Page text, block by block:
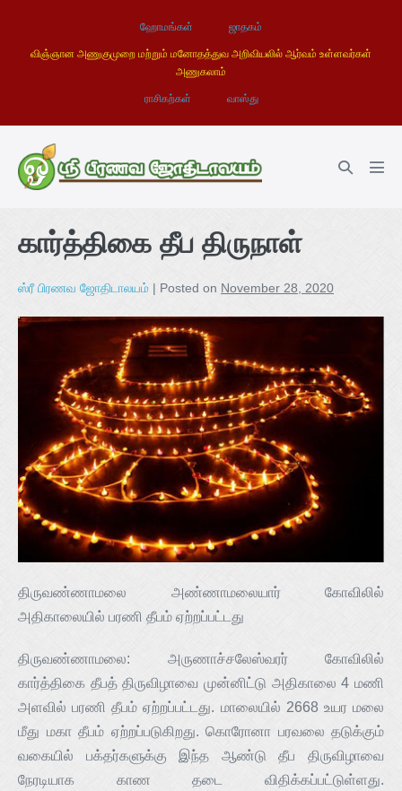
ஹோமங்கள் ஜாதகம்
விஞ்ஞான அணுகுமுறை மற்றும் மனோதத்துவ அறிவியலில் ஆர்வம் உள்ளவர்கள்
அணுகலாம்
ராசிகற்கள் வாஸ்து
கார்த்திகை தீப திருநாள்
ஸ்ரீ பிரணவ ஜோதிடாலயம் | Posted on November 28, 2020
திருவண்ணாமலை அண்ணாமலையார் கோவிலில்
அதிகாலையில் பரணி தீபம் ஏற்றப்பட்டது
திருவண்ணாமலை: அருணாச்சலேஸ்வரர் கோவிலில்
கார்த்திகை தீபத் திருவிழாவை முன்னிட்டு அதிகாலை 4 மணி
அளவில் பரணி தீபம் ஏற்றப்பட்டது. மாலையில் 2668 உயர மலை
மீது மகா தீபம் ஏற்றப்படுகிறது. கொரோனா பரவலை தடுக்கும்
வகையில் பக்தர்களுக்கு இந்த ஆண்டு தீப திருவிழாவை
நேரடியாக காண தடை விதிக்கப்பட்டுள்ளது.